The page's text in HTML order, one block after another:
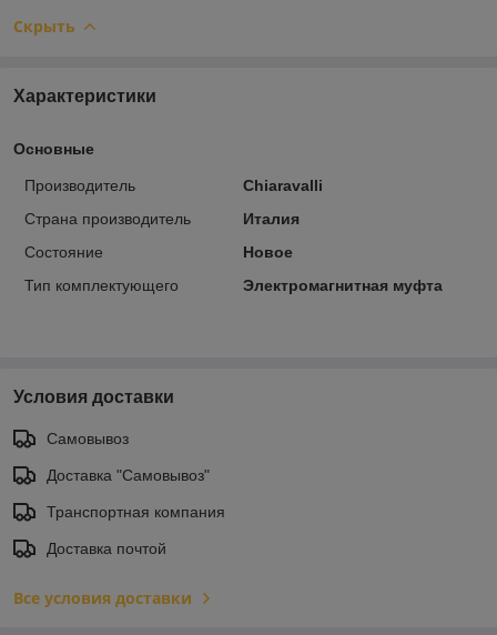
Скрыть
Характеристики
Основные
Производитель
Chiaravalli
Страна производитель
Италия
Состояние
Новое
Тип комплектующего
Электромагнитная муфта
Условия доставки
Самовывоз
Доставка "Самовывоз"
Транспортная компания
Доставка почтой
Все условия доставки